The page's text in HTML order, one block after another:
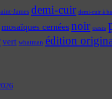
James demi-cuir demi-cuir à
mosaïques cernées noir oasis
vert whatman édition